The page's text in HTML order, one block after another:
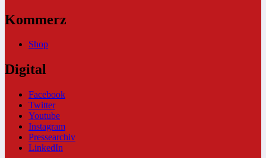
Kommerz
Shop
Digital
Facebook
Twitter
Youtube
Instagram
Pressearchiv
LinkedIn